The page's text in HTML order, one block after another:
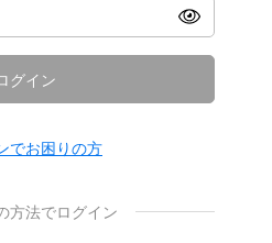
グイン
でお困りの方
方法でログイン